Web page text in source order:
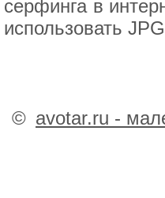
серфинга в
использовать
© avotar.ru -